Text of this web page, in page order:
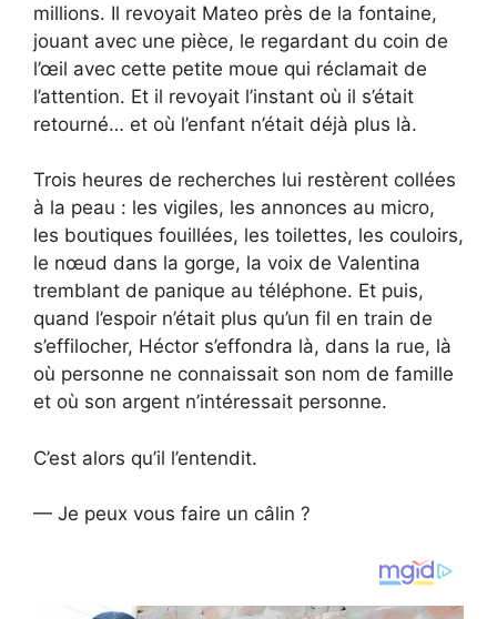
millions. Il revoyait Mateo près de la fontaine,
jouant avec une pièce, le regardant du coin de
l’œil avec cette petite moue qui réclamait de
l’attention. Et il revoyait l’instant où il s’était
retourné… et où l’enfant n’était déjà plus là.
Trois heures de recherches lui restèrent collées
à la peau : les vigiles, les annonces au micro,
les boutiques fouillées, les toilettes, les couloirs,
le nœud dans la gorge, la voix de Valentina
tremblant de panique au téléphone. Et puis,
quand l’espoir n’était plus qu’un fil en train de
s’effilocher, Héctor s’effondra là, dans la rue, là
où personne ne connaissait son nom de famille
et où son argent n’intéressait personne.
C’est alors qu’il l’entendit.
— Je peux vous faire un câlin ?